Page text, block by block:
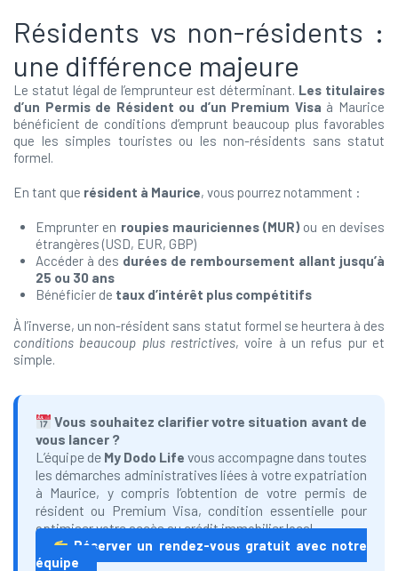
Résidents vs non-résidents :
une différence majeure
Le statut légal de l’emprunteur est déterminant. Les titulaires
d’un Permis de Résident ou d’un Premium Visa à Maurice
bénéficient de conditions d’emprunt beaucoup plus favorables
que les simples touristes ou les non-résidents sans statut
formel.
En tant que résident à Maurice, vous pourrez notamment :
Emprunter en roupies mauriciennes (MUR) ou en devises
étrangères (USD, EUR, GBP)
Accéder à des durées de remboursement allant jusqu’à
25 ou 30 ans
Bénéficier de taux d’intérêt plus compétitifs
À l’inverse, un non-résident sans statut formel se heurtera à des
conditions beaucoup plus restrictives, voire à un refus pur et
simple.
Vous souhaitez clarifier votre situation avant de
vous lancer ?
L’équipe de My Dodo Life vous accompagne dans toutes
les démarches administratives liées à votre expatriation
à Maurice, y compris l’obtention de votre permis de
résident ou Premium Visa, condition essentielle pour
optimiser votre accès au crédit immobilier local.
Réserver un rendez-vous gratuit avec notre
équipe